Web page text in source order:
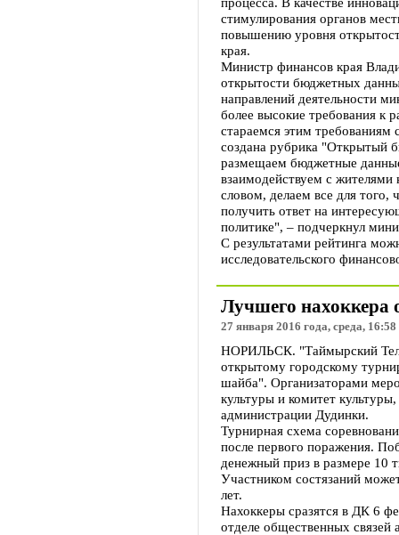
стимулирования органов
повышению уровня
края.
Министр финансов края
открытости бюджетных
направлений деятельности
более высокие требования
стараемся этим требованиям
создана рубрика "Открытый
размещаем бюджетные
взаимодействуем с
словом, делаем все для
получить ответ на
политике", – подчеркнул
С результатами рейтинга
исследовательского
Лучшего нахоккера
27 января 2016 года, среда, 16:58
НОРИЛЬСК. "Таймырский
открытому городскому
шайба". Организаторами
культуры и комитет
администрации Дудинки.
Турнирная схема
после первого поражения.
денежный приз в размере 10
Участником состязаний
лет.
Нахоккеры сразятся в ДК 6
отделе общественных связей